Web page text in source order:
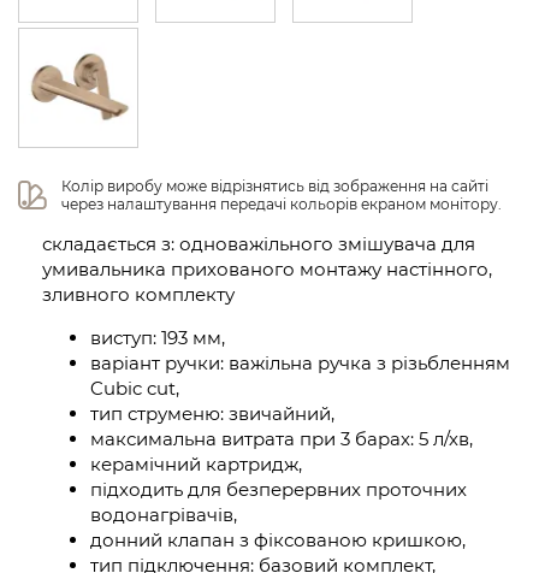
Колір виробу може відрізнятись від зображення на сайті
через налаштування передачі кольорів екраном монітору.
складається з: одноважільного змішувача для
умивальника прихованого монтажу настінного,
зливного комплекту
виступ: 193 мм,
варіант ручки: важільна ручка з різьбленням
Cubic cut,
тип струменю: звичайний,
максимальна витрата при 3 барах: 5 л/хв,
керамічний картридж,
підходить для безперервних проточних
водонагрівачів,
донний клапан з фіксованою кришкою,
тип підключення: базовий комплект,